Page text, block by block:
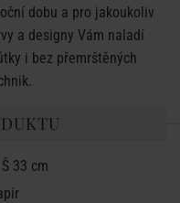
dobu a pro jakoukoliv
a designy Vám naladí
i bez přemrštěných
33 cm